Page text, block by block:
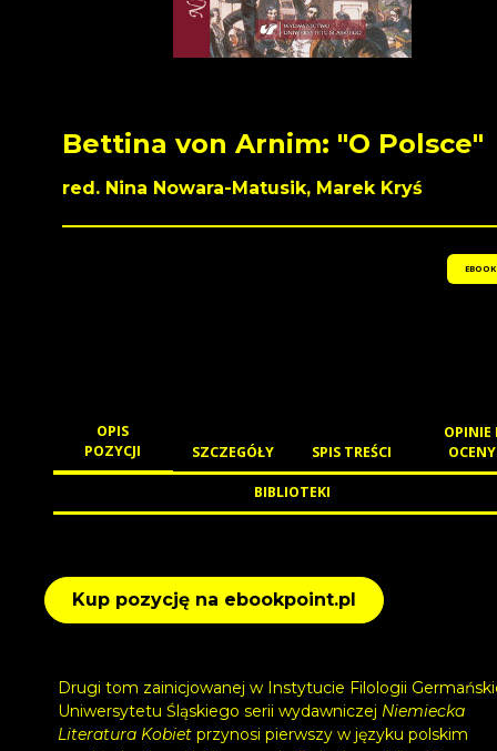
Bettina von Arnim: "O Polsce"
red. Nina Nowara-Matusik, Marek Kryś
EBOOK
OPIS
POZYCJI
SZCZEGÓŁY SPIS TREŚCI
OPINIE
OCENY
BIBLIOTEKI
Kup pozycję na ebookpoint.pl
Drugi tom zainicjowanej w Instytucie Filologii
Uniwersytetu Śląskiego serii wydawniczej Niemiecka
Literatura Kobiet przynosi pierwszy w języku polskim